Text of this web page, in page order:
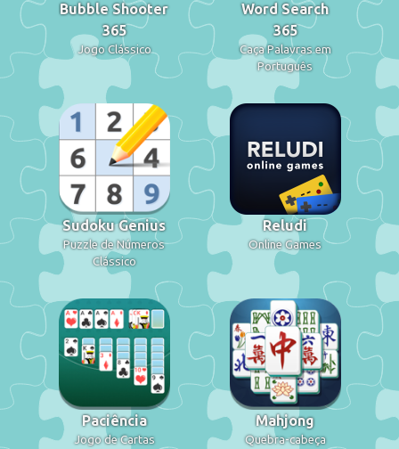
Bubble Shooter
365
Jogo Clássico
Word Search
365
Caça Palavras em
Português
Sudoku Genius
Puzzle de Números
Clássico
Reludi
Online Games
Paciência
Jogo de Cartas
Mahjong
Quebra-cabeça